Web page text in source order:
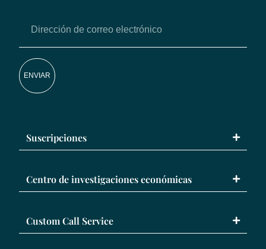
ENVIAR
Suscripciones
Centro de investigaciones económicas
Custom Call Service